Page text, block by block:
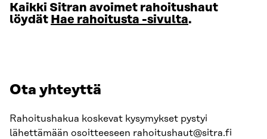
Kaikki Sitran avoimet rahoitushaut
löydät Hae rahoitusta -sivulta.
Ota yhteyttä
Rahoitushakua koskevat kysymykset pystyi
lähettämään osoitteeseen rahoitushaut@sitra.fi